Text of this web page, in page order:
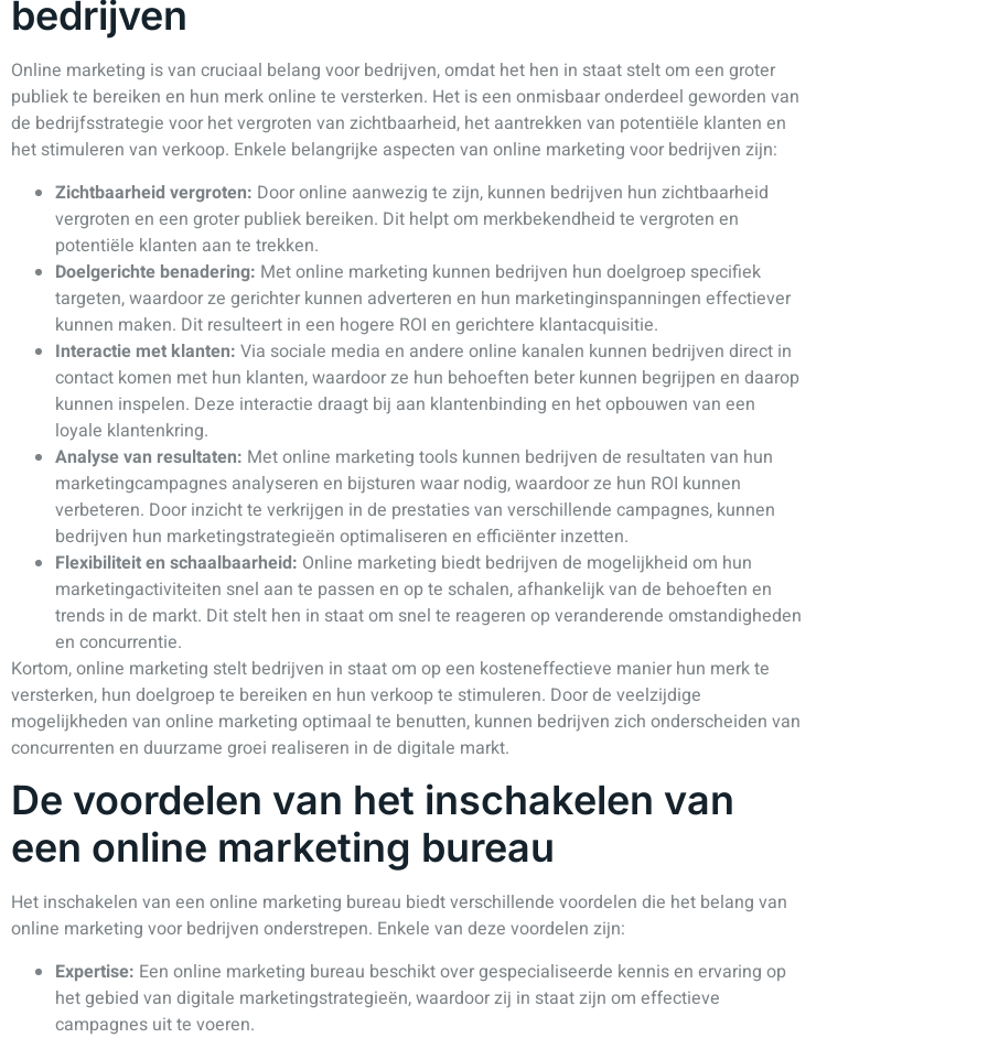
bedrijven
Online marketing is van cruciaal belang voor bedrijven, omdat het hen in staat stelt om een groter
publiek te bereiken en hun merk online te versterken. Het is een onmisbaar onderdeel geworden van
de bedrijfsstrategie voor het vergroten van zichtbaarheid, het aantrekken van potentiële klanten en
het stimuleren van verkoop. Enkele belangrijke aspecten van online marketing voor bedrijven zijn:
Zichtbaarheid vergroten: Door online aanwezig te zijn, kunnen bedrijven hun zichtbaarheid
vergroten en een groter publiek bereiken. Dit helpt om merkbekendheid te vergroten en
potentiële klanten aan te trekken.
Doelgerichte benadering: Met online marketing kunnen bedrijven hun doelgroep specifiek
targeten, waardoor ze gerichter kunnen adverteren en hun marketinginspanningen effectiever
kunnen maken. Dit resulteert in een hogere ROI en gerichtere klantacquisitie.
Interactie met klanten: Via sociale media en andere online kanalen kunnen bedrijven direct in
contact komen met hun klanten, waardoor ze hun behoeften beter kunnen begrijpen en daarop
kunnen inspelen. Deze interactie draagt bij aan klantenbinding en het opbouwen van een
loyale klantenkring.
Analyse van resultaten: Met online marketing tools kunnen bedrijven de resultaten van hun
marketingcampagnes analyseren en bijsturen waar nodig, waardoor ze hun ROI kunnen
verbeteren. Door inzicht te verkrijgen in de prestaties van verschillende campagnes, kunnen
bedrijven hun marketingstrategieën optimaliseren en efficiënter inzetten.
Flexibiliteit en schaalbaarheid: Online marketing biedt bedrijven de mogelijkheid om hun
marketingactiviteiten snel aan te passen en op te schalen, afhankelijk van de behoeften en
trends in de markt. Dit stelt hen in staat om snel te reageren op veranderende omstandigheden
en concurrentie.
Kortom, online marketing stelt bedrijven in staat om op een kosteneffectieve manier hun merk te
versterken, hun doelgroep te bereiken en hun verkoop te stimuleren. Door de veelzijdige
mogelijkheden van online marketing optimaal te benutten, kunnen bedrijven zich onderscheiden van
concurrenten en duurzame groei realiseren in de digitale markt.
De voordelen van het inschakelen van
een online marketing bureau
Het inschakelen van een online marketing bureau biedt verschillende voordelen die het belang van
online marketing voor bedrijven onderstrepen. Enkele van deze voordelen zijn:
Expertise: Een online marketing bureau beschikt over gespecialiseerde kennis en ervaring op
het gebied van digitale marketingstrategieën, waardoor zij in staat zijn om effectieve
campagnes uit te voeren.